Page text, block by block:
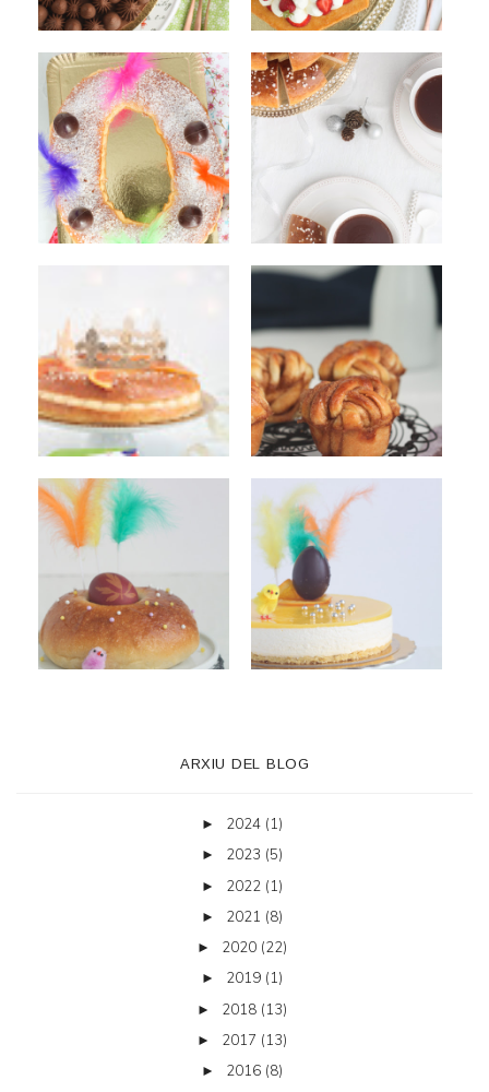
ARXIU DEL BLOG
► 2024 (1)
► 2023 (5)
► 2022 (1)
► 2021 (8)
► 2020 (22)
► 2019 (1)
► 2018 (13)
► 2017 (13)
► 2016 (8)